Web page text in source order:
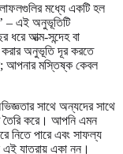
মধ্যে একটি হল
– এই অনুভূতিটি
ধরে আত্ম-সন্দেহ বা
অনুভূতি দূর করতে
আপনার মস্তিষ্ক কেবল
সাথে অন্যদের সাথে
তৈরি করে। আপনি এমন
নিতে পারে এবং সাফল্য
যাত্রায় একা নন।